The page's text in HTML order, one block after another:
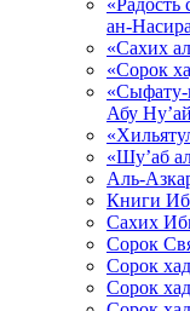
«Радость
ан-
«Сахих
«Сорок
«Сыфату-
Абу
«Шу’аб
Аль-
Книги
Сахих
Сорок
Сорок
Сорок